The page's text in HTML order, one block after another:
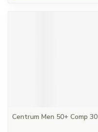
Centrum Men 50+ Comp 30